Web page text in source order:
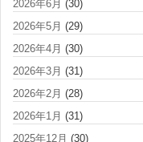
2026年6月 (30)
2026年5月 (29)
2026年4月 (30)
2026年3月 (31)
2026年2月 (28)
2026年1月 (31)
2025年12月 (30)